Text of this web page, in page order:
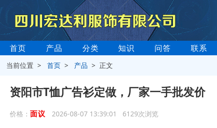
首页 产品 分类 知识 问答 联系
当前位置 >首页 > 产品 > 正文
资阳市T恤广告衫定做，厂家一手批发价
价格： 面议 2026-08-07 13:39:01 6129次浏览